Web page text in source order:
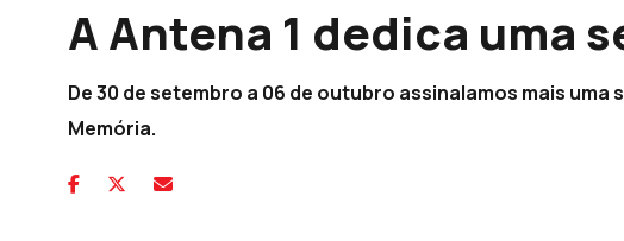
A Antena 1 dedica uma
De 30 de setembro a 06 de outubro assinalamos mais uma
Memória.